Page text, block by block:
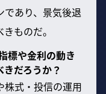
であり、景気後退
ものだ。
標や金利の動き
だろうか？
株式・投信の運用